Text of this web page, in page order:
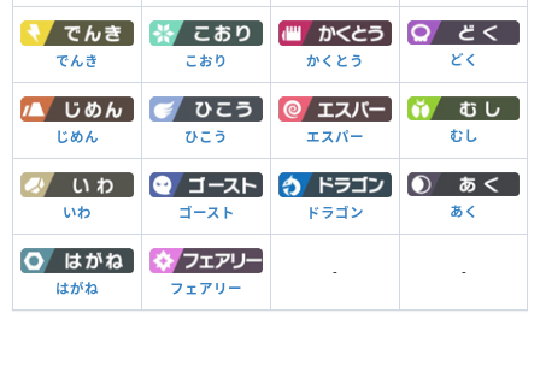
でんき こおり かくとう どく
じめん ひこう エスパー むし
いわ ゴースト ドラゴン あく
はがね フェアリー
- -